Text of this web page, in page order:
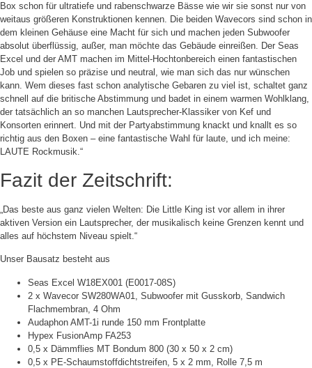
Box schon für ultratiefe und rabenschwarze Bässe wie wir sie sonst nur von
weitaus größeren Konstruktionen kennen. Die beiden Wavecors sind schon in
dem kleinen Gehäuse eine Macht für sich und machen jeden Subwoofer
absolut überflüssig, außer, man möchte das Gebäude einreißen. Der Seas
Excel und der AMT machen im Mittel-Hochtonbereich einen fantastischen
Job und spielen so präzise und neutral, wie man sich das nur wünschen
kann. Wem dieses fast schon analytische Gebaren zu viel ist, schaltet ganz
schnell auf die britische Abstimmung und badet in einem warmen Wohlklang,
der tatsächlich an so manchen Lautsprecher-Klassiker von Kef und
Konsorten erinnert. Und mit der Partyabstimmung knackt und knallt es so
richtig aus den Boxen – eine fantastische Wahl für laute, und ich meine:
LAUTE Rockmusik.“
Fazit der Zeitschrift:
„Das beste aus ganz vielen Welten: Die Little King ist vor allem in ihrer
aktiven Version ein Lautsprecher, der musikalisch keine Grenzen kennt und
alles auf höchstem Niveau spielt.“
Unser Bausatz besteht aus
Seas Excel W18EX001 (E0017-08S)
2 x Wavecor SW280WA01, Subwoofer mit Gusskorb, Sandwich
Flachmembran, 4 Ohm
Audaphon AMT-1i runde 150 mm Frontplatte
Hypex FusionAmp FA253
0,5 x Dämmflies MT Bondum 800 (30 x 50 x 2 cm)
0,5 x PE-Schaumstoffdichtstreifen, 5 x 2 mm, Rolle 7,5 m